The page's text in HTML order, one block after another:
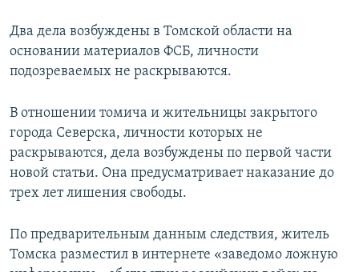
Два дела возбуждены в Томской области на
основании материалов ФСБ, личности
подозреваемых не раскрываются.
В отношении томича и жительницы закрытого
города Северска, личности которых не
раскрываются, дела возбуждены по первой части
новой статьи. Она предусматривает наказание до
трех лет лишения свободы.
По предварительным данным следствия, житель
Томска разместил в интернете «заведомо ложную